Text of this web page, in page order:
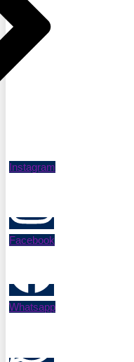
Instagram
Facebook
Whatsapp